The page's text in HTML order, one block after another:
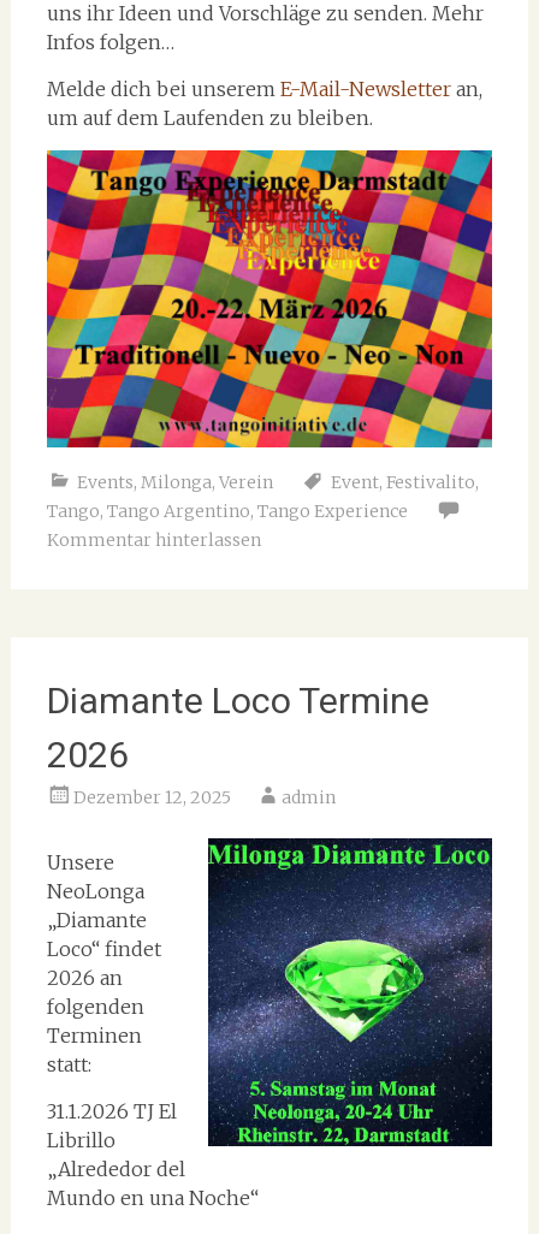
uns ihr Ideen und Vorschläge zu senden. Mehr
Infos folgen…
Melde dich bei unserem E-Mail-Newsletteran,
um auf dem Laufenden zu bleiben.
Events, Milonga, Verein Event, Festivalito,
Tango, Tango Argentino, Tango Experience
Kommentar hinterlassen
Diamante Loco Termine
2026
Dezember 12, 2025 admin
Unsere
NeoLonga
„Diamante
Loco“ findet
2026 an
folgenden
Terminen
statt:
31.1.2026 TJ El
Librillo
„Alrededor del
Mundo en una Noche“